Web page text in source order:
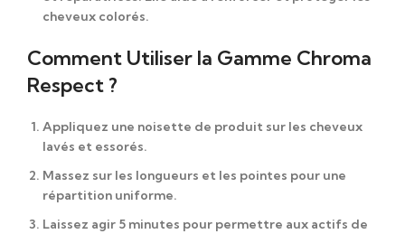
cheveux colorés.
Comment Utiliser la Gamme Chroma
Respect ?
Appliquez une noisette de produit sur les cheveux
lavés et essorés.
Massez sur les longueurs et les pointes pour une
répartition uniforme.
Laissez agir 5 minutes pour permettre aux actifs de